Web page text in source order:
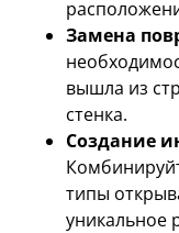
Замена
вышла из
стенка.
Создание
типы
уникальное